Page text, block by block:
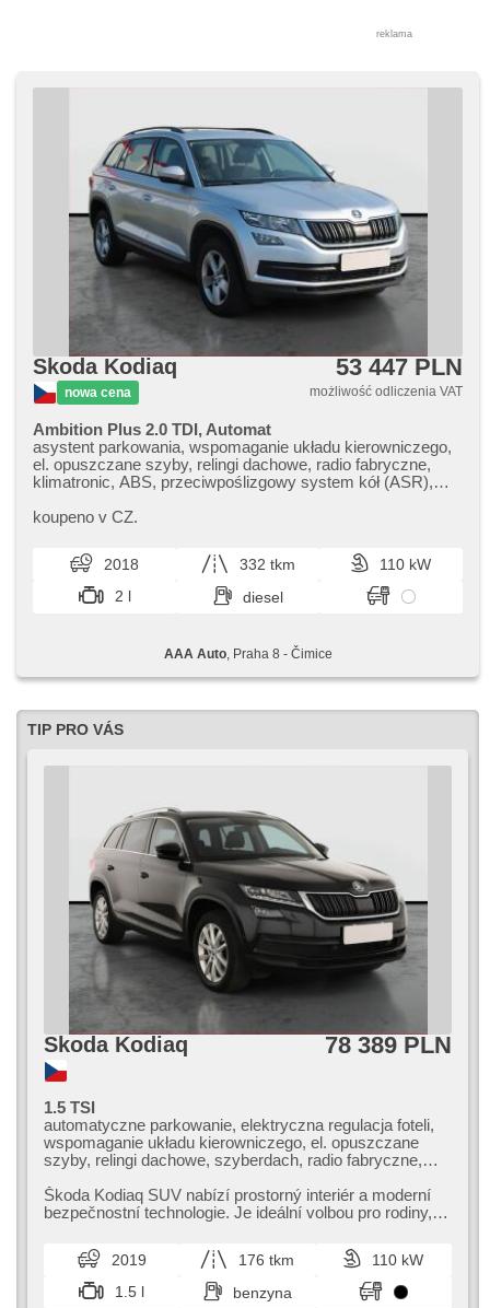
start-stop systém, USB, radio fabryczne, digitální příjem
loketní opěrka, termometr wewnętrzny, wycieraczka tylna,
zadních oknech, wzdłużna regulacja siedzeń, chowane
zagłówki, urządzenie holownicze, starter elektroniczny,
gwarancja, el. tažné zařízení, digitální přístrojová deska,
vyhřívaná zadní sedadla, malý kožený paket
reklama
Skoda Kodiaq
nowa cena
53 447 PLN
możliwość odliczenia VAT
Ambition Plus 2.0 TDI, Automat
asystent parkowania, wspomaganie układu kierowniczego,
el. opuszczane szyby, relingi dachowe, radio fabryczne,
klimatronic, ABS, przeciwpoślizgowy system kół (ASR),
podwozia (ESP), halogeny, czujnik deszczu, przycisk start,
koupeno v CZ.
2018 332 tkm
110 kW
2 l
diesel
AAA Auto, Praha 8 - Čimice
TIP PRO VÁS
Skoda Kodiaq 78 389 PLN
1.5 TSI
automatyczne parkowanie, elektryczna regulacja foteli,
wspomaganie układu kierowniczego, el. opuszczane
szyby, relingi dachowe, szyberdach, radio fabryczne,
centralny zamek, komputer pokładowy, el. składane
lusterka, stabilizacja podwozia (ESP), halogeny,
holowniczy, czujnik ciśnienia opon, USB, automat
Škoda Kodiaq SUV nabízí prostorný interiér a moderní
bezpečnostní technologie. Je ideální volbou pro rodiny,​
2019 176 tkm
110 kW
1.5 l
benzyna